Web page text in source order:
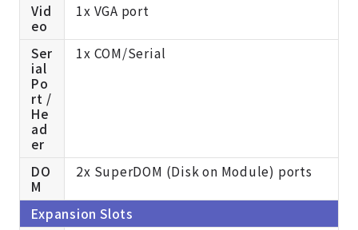
Vid
eo
1x VGA port
Ser
ial
Po
rt /
He
ad
er
1x COM/Serial
DO
M
2x SuperDOM (Disk on Module) ports
Expansion Slots